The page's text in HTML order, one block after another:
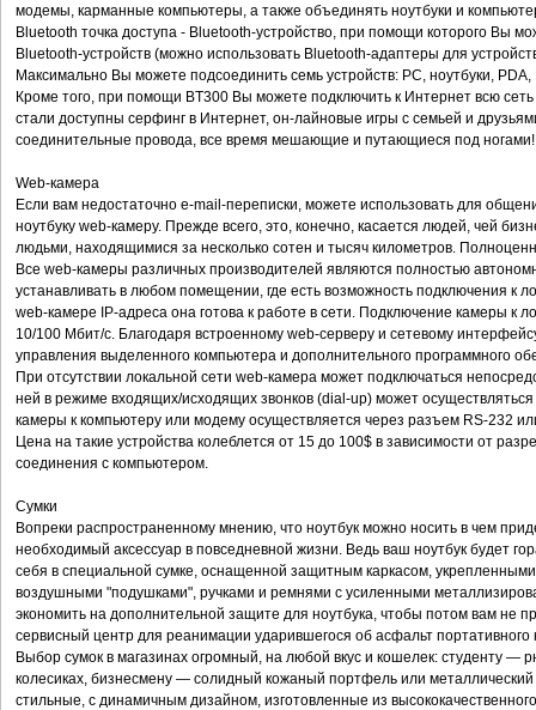
модемы, карманные компьютеры, а также объединять ноутбуки и
Bluetooth точка доступа - Bluetooth-устройство, при помощи которого Вы
Bluetooth-устройств (можно использовать Bluetooth-адаптеры для
Максимально Вы можете подсоединить семь устройств: РС, ноутбуки, PDA,
Кроме того, при помощи BT300 Вы можете подключить к Интернет всю
стали доступны серфинг в Интернет, он-лайновые игры с семьей и
соединительные провода, все время мешающие и путающиеся под ногами!
Web-камера
Если вам недостаточно e-mail-переписки, можете использовать для
ноутбуку web-камеру. Прежде всего, это, конечно, касается людей, чей
людьми, находящимися за несколько сотен и тысяч километров.
Все web-камеры различных производителей являются полностью
устанавливать в любом помещении, где есть возможность подключения к
web-камере IP-адреса она готова к работе в сети. Подключение камеры к
10/100 Мбит/с. Благодаря встроенному web-серверу и сетевому
управления выделенного компьютера и дополнительного программного
При отсутствии локальной сети web-камера может подключаться
ней в режиме входящих/исходящих звонков (dial-up) может
камеры к компьютеру или модему осуществляется через разъем RS-232
Цена на такие устройства колеблется от 15 до 100$ в зависимости от
соединения с компьютером.
Сумки
Вопреки распространенному мнению, что ноутбук можно носить в чем
необходимый аксессуар в повседневной жизни. Ведь ваш ноутбук будет
себя в специальной сумке, оснащенной защитным каркасом,
воздушными "подушками", ручками и ремнями с усиленными
экономить на дополнительной защите для ноутбука, чтобы потом вам не
сервисный центр для реанимации ударившегося об асфальт портативного
Выбор сумок в магазинах огромный, на любой вкус и кошелек: студенту —
колесиках, бизнесмену — солидный кожаный портфель или
стильные, с динамичным дизайном, изготовленные из